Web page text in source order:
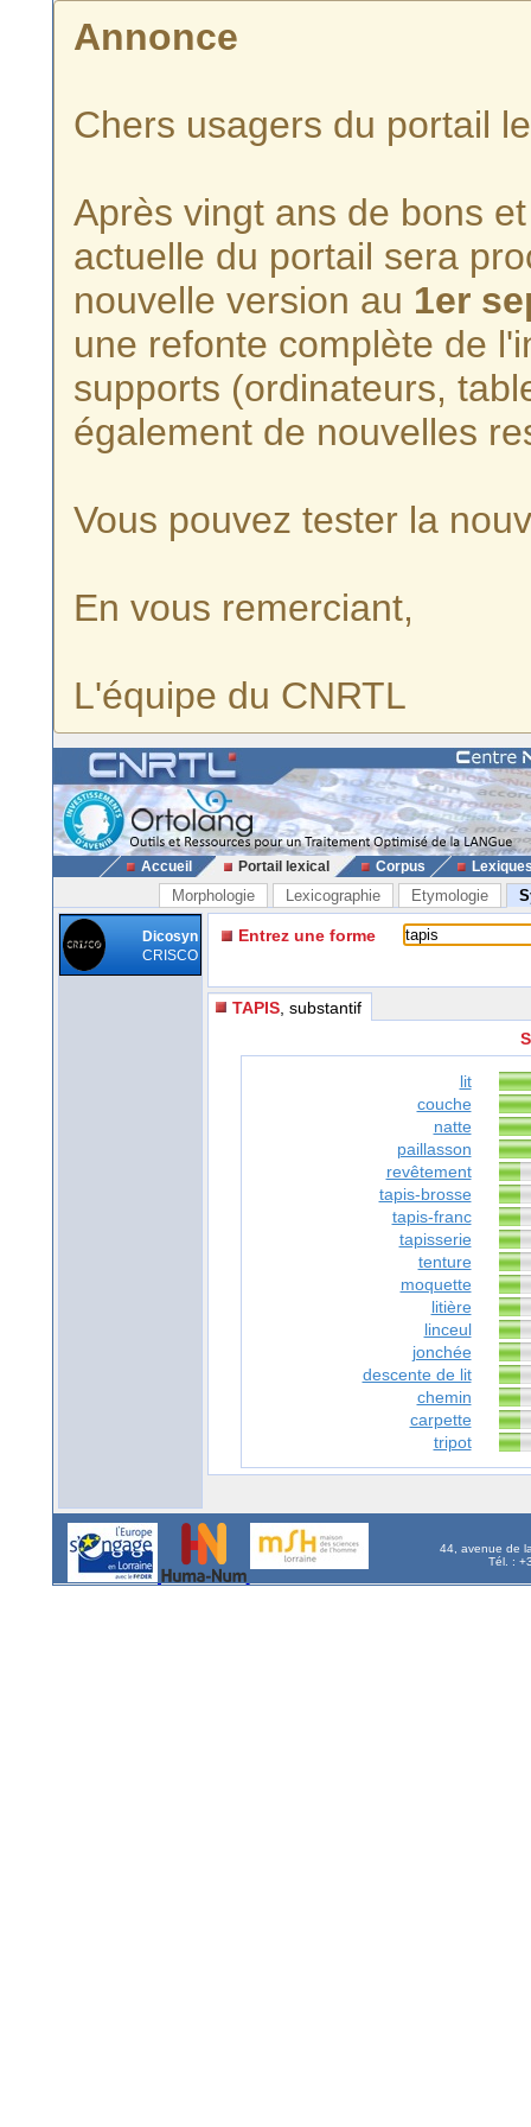
Annonce
Chers usagers du portail
Après vingt ans de bons
actuelle du portail sera
nouvelle version au 1er
une refonte complète de
supports (ordinateurs,
également de nouvelles
Vous pouvez tester la
En vous remerciant,
L'équipe du CNRTL
Accueil Portail lexical Corpus
Morphologie Lexicographie Etymologie
Dicosyn
CRISCO
Entrez une forme
TAPIS , substantif
lit
couche
natte
paillasson
revêtement
tapis-brosse
tapis-franc
tapisserie
tenture
moquette
litière
linceul
jonchée
descente de lit
chemin
carpette
tripot
44, avenue de
Tél. :